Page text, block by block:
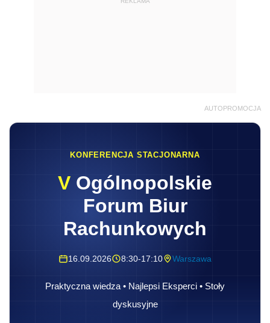
AUTOPROMOCJA
KONFERENCJA STACJONARNA
V Ogólnopolskie
Forum Biur
Rachunkowych
16.09.2026 8:30-17:10 Warszawa
Praktyczna wiedza • Najlepsi Eksperci • Stoły
dyskusyjne